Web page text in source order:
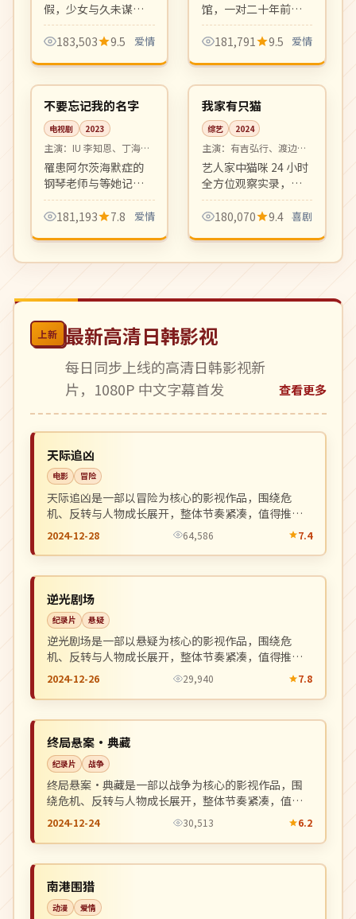
假，少女与久未谋面
的青梅竹马在烟火大
会前夕重新认识彼
爱情之作。
183,503 9.5 爱情
馆，一对二十年前分
别的恋人在圣诞前夜
再度相见。极冷氛围
富有油画质感。
181,791 9.5 爱情
韩国
高分 14:38
不要忘记我的名字
电视剧 2023
主演： IU 李知恩、丁海寅
等
罹患阿尔茨海默症的
钢琴老师与等她记起
自己的青梅竹马之间
的纯爱故事。催泪治
Melon 榜首。
181,193 7.8 爱情
日本
热播 16:50
我家有只猫
综艺 2024
主演： 有吉弘行、渡边直
美 等
艺人家中猫咪 24 小时
全方位观察实录，配
合主持人犀利吐槽。
治愈又搞笑，宠物综
180,070 9.4 喜剧
上新 最新高清日韩影视
每日同步上线的高清日韩影视新
片，1080P 中文字幕首发
查看更多
美国
高分
天际追凶
电影 冒险
天际追凶是一部以冒险为核心的影视作品，围绕危
机、反转与人物成长展开，整体节奏紧凑，值得推荐
观看。
2024-12-28 64,586 7.4
英国
逆光剧场
纪录片 悬疑
逆光剧场是一部以悬疑为核心的影视作品，围绕危
机、反转与人物成长展开，整体节奏紧凑，值得推荐
观看。
2024-12-26 29,940 7.8
中国
终局悬案·典藏
纪录片 战争
终局悬案·典藏是一部以战争为核心的影视作品，围
绕危机、反转与人物成长展开，整体节奏紧凑，值得
推荐观看。
2024-12-24 30,513 6.2
中国
南港围猎
动漫 爱情